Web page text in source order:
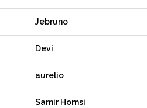
Jebruno
Devi
aurelio
Samir Homsi